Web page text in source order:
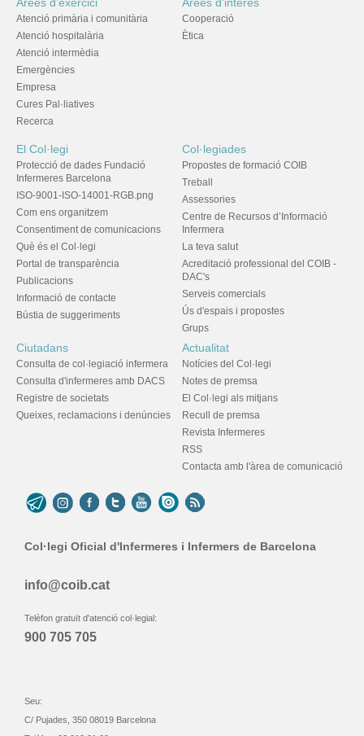
Àrees d'exercici
Atenció primària i comunitària
Atenció hospitalària
Atenció intermèdia
Emergències
Empresa
Cures Pal·liatives
Recerca
Àrees d'interès
Cooperació
Ètica
El Col·legi
Protecció de dades Fundació
Infermeres Barcelona
ISO-9001-ISO-14001-RGB.png
Com ens organitzem
Consentiment de comunicacions
Què és el Col·legi
Portal de transparència
Publicacions
Informació de contacte
Bústia de suggeriments
Col·legiades
Propostes de formació COIB
Treball
Assessories
Centre de Recursos d’Informació
Infermera
La teva salut
Acreditació professional del COIB -
DAC's
Serveis comercials
Ús d'espais i propostes
Grups
Ciutadans
Consulta de col·legiació infermera
Consulta d'infermeres amb DACS
Registre de societats
Queixes, reclamacions i denúncies
Actualitat
Notícies del Col·legi
Notes de premsa
El Col·legi als mitjans
Recull de premsa
Revista Infermeres
RSS
Contacta amb l'àrea de comunicació
Col·legi Oficial d'Infermeres i Infermers de Barcelona
info@coib.cat
Telèfon gratuït d'atenció col·legial:
900 705 705
Seu:
C/ Pujades, 350 08019 Barcelona